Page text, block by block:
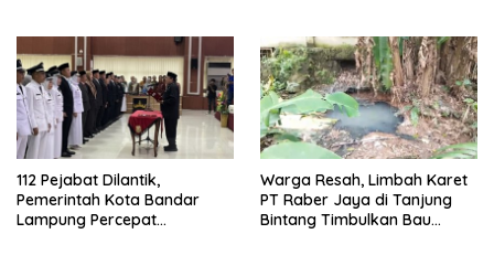
112 Pejabat Dilantik,
Pemerintah Kota Bandar
Lampung Percepat
Warga Resah, Limbah Karet
PT Raber Jaya di Tanjung
Bintang Timbulkan Bau